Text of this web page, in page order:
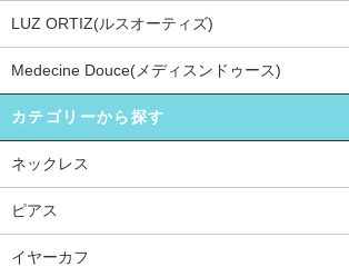
LUZ ORTIZ(ルスオーティズ)
Medecine Douce(メディスンドゥース)
カテゴリーから探す
ネックレス
ピアス
イヤーカフ